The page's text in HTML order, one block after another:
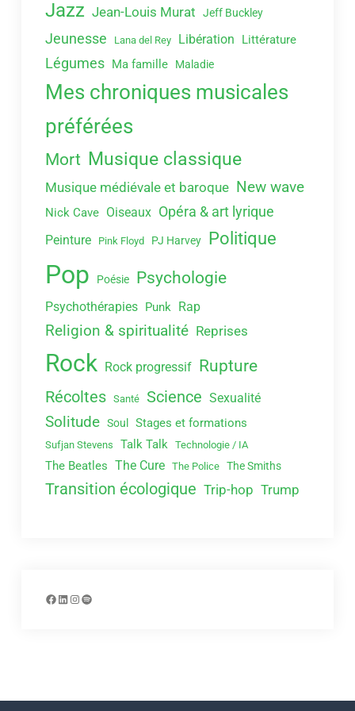
Jazz Jean-Louis Murat Jeff Buckley
Jeunesse Lana del Rey Libération Littérature
Légumes Ma famille Maladie
Mes chroniques musicales
préférées
Mort Musique classique
Musique médiévale et baroque New wave
Nick Cave Oiseaux Opéra & art lyrique
Peinture Pink Floyd PJ Harvey Politique
Pop Poésie Psychologie
Psychothérapies Punk Rap
Religion & spiritualité Reprises
Rock Rock progressif Rupture
Récoltes Santé Science Sexualité
Solitude Soul Stages et formations
Sufjan Stevens Talk Talk Technologie / IA
The Beatles The Cure The Police The Smiths
Transition écologique Trip-hop Trump
Facebook
LinkedIn
Instagram
Spotify